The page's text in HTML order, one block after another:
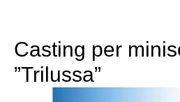
Casting per
”Trilussa”